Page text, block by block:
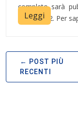
completo sarà
Aprile 2022. Per
Leggi
POST PIÙ
RECENTI